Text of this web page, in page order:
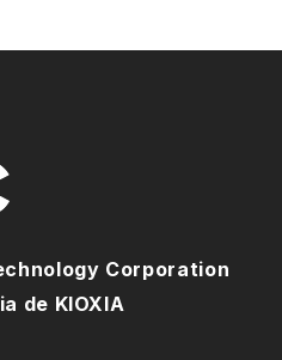
Corporation
de KIOXIA